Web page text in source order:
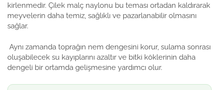
kirlenmedir. Çilek malç naylonu bu teması ortadan kaldırarak
meyvelerin daha temiz, sağlıklı ve pazarlanabilir olmasını
sağlar.
Aynı zamanda toprağın nem dengesini korur, sulama sonrası
oluşabilecek su kayıplarını azaltır ve bitki köklerinin daha
dengeli bir ortamda gelişmesine yardımcı olur.